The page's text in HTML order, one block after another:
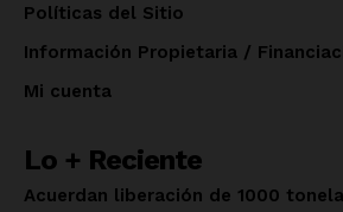
Políticas del Sitio
Información Propietaria /
Mi cuenta
Lo + Reciente
Acuerdan liberación de 1000